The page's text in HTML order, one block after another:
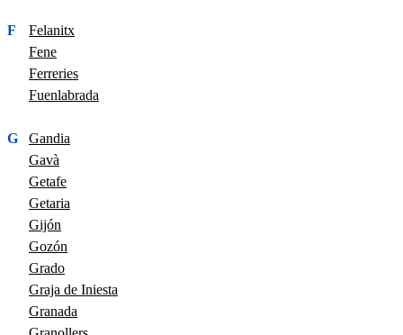
F
Felanitx
Fene
Ferreries
Fuenlabrada
G
Gandia
Gavà
Getafe
Getaria
Gijón
Gozón
Grado
Graja de Iniesta
Granada